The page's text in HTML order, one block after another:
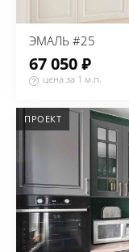
ЭМАЛЬ #25
67 050 ₽
цена за 1 м.п.
ПРОЕКТ